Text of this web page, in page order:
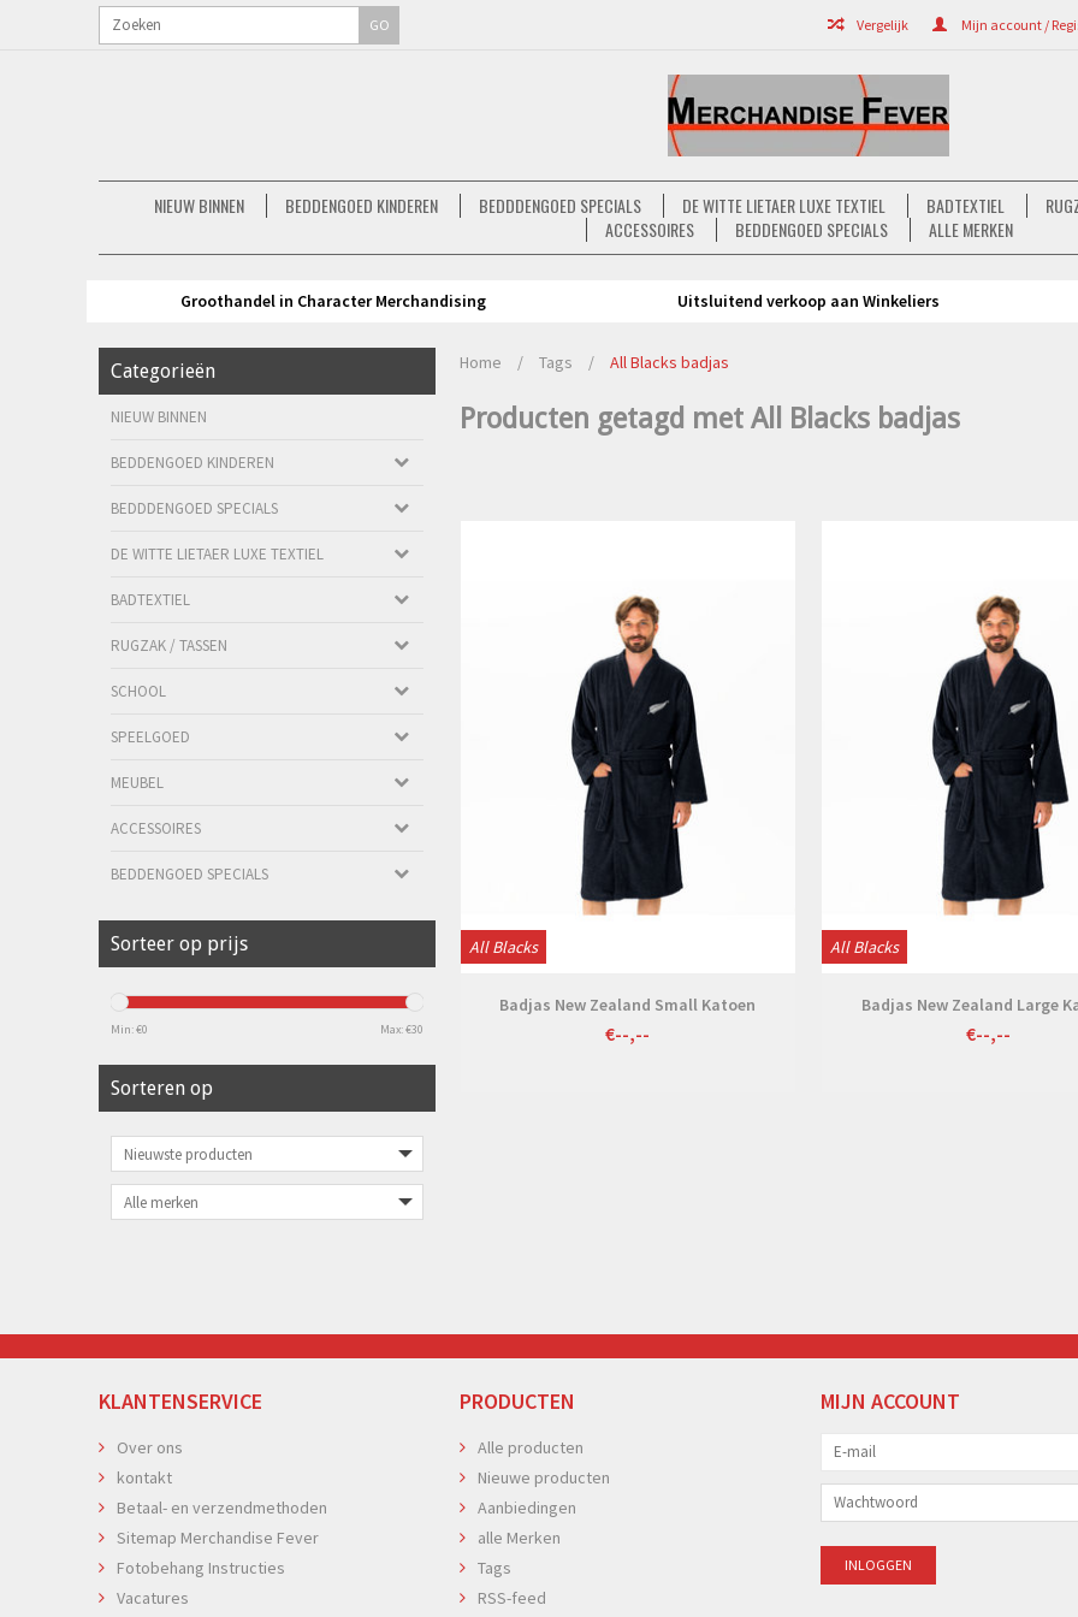
Mijn account /
Vergelijk
GO
NIEUW BINNEN BEDDENGOED KINDEREN BEDDDENGOED SPECIALS DE WITTE LIETAER LUXE TEXTIEL BADTEXTIEL
ACCESSOIRES
BEDDENGOED SPECIALS ALLE MERKEN
Groothandel in Character Merchandising Uitsluitend verkoop aan Winkeliers
Categorieën
NIEUW BINNEN
BEDDENGOED KINDEREN
BEDDDENGOED SPECIALS
DE WITTE LIETAER LUXE TEXTIEL
BADTEXTIEL
RUGZAK / TASSEN
SCHOOL
SPEELGOED
MEUBEL
ACCESSOIRES
BEDDENGOED SPECIALS
Sorteer op prijs
Min: €0 Max: €30
Sorteren op
Home / Tags / All Blacks badjas
Producten getagd met All Blacks badjas
All Blacks
Badjas New Zealand Small Katoen
€--,--
All Blacks
Badjas New Zealand Large
€--,--
KLANTENSERVICE
Over ons
kontakt
Betaal- en verzendmethoden
Sitemap Merchandise Fever
Fotobehang Instructies
Vacatures
PRODUCTEN
Alle producten
Nieuwe producten
Aanbiedingen
alle Merken
Tags
RSS-feed
MIJN ACCOUNT